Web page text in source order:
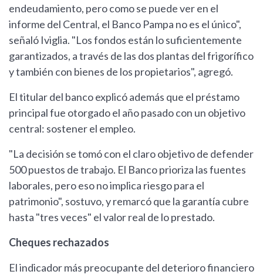
endeudamiento, pero como se puede ver en el
informe del Central, el Banco Pampa no es el único",
señaló Iviglia. "Los fondos están lo suficientemente
garantizados, a través de las dos plantas del frigorífico
y también con bienes de los propietarios", agregó.
El titular del banco explicó además que el préstamo
principal fue otorgado el año pasado con un objetivo
central: sostener el empleo.
"La decisión se tomó con el claro objetivo de defender
500 puestos de trabajo. El Banco prioriza las fuentes
laborales, pero eso no implica riesgo para el
patrimonio", sostuvo, y remarcó que la garantía cubre
hasta "tres veces" el valor real de lo prestado.
Cheques rechazados
El indicador más preocupante del deterioro financiero